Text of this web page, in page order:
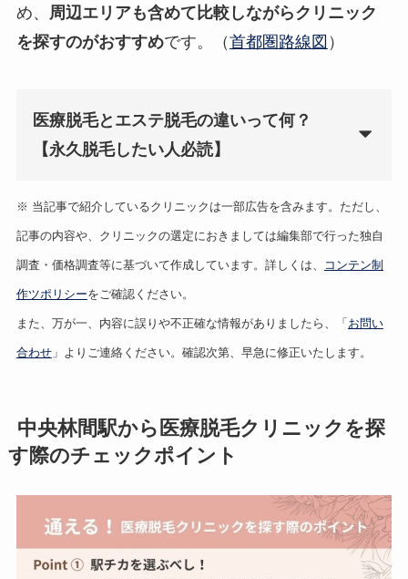
め、 周辺エリアも含めて比較しながらクリニック
を探すのがおすすめです。（首都圏路線図 ）
医療脱毛とエステ脱毛の違いって何？
【永久脱毛したい人必読】
※ 当記事で紹介しているクリニックは一部広告を含みます。ただし、
記事の内容や、クリニックの選定におきましては編集部で行った独自
調査・価格調査等に基づいて作成しています。詳しくは、 コンテン制
作ツポリシーをご確認ください。
また、万が一、内容に誤りや不正確な情報がありましたら、「 お問い
合わせ」よりご連絡ください。確認次第、早急に修正いたします。
中央林間駅から医療脱毛クリニックを探
す際のチェックポイント